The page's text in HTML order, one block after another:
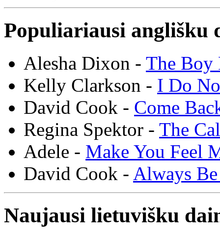
Populiariausi anglišku
Alesha Dixon - The Boy
Kelly Clarkson - I Do
David Cook - Come
Regina Spektor - The
Adele - Make You Feel
David Cook - Always
Naujausi lietuvišku